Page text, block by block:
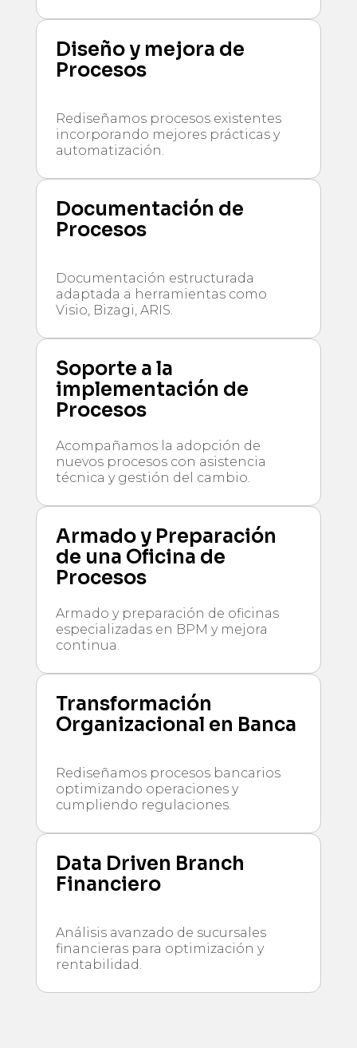
Diseño y mejora de
Procesos
Rediseñamos procesos existentes
incorporando mejores prácticas y
automatización.
Documentación de
Procesos
Documentación estructurada
adaptada a herramientas como
Visio, Bizagi, ARIS.
Soporte a la
implementación de
Procesos
Acompañamos la adopción de
nuevos procesos con asistencia
técnica y gestión del cambio.
Armado y Preparación
de una Oficina de
Procesos
Armado y preparación de oficinas
especializadas en BPM y mejora
continua.
Transformación
Organizacional en Banca
Rediseñamos procesos bancarios
optimizando operaciones y
cumpliendo regulaciones.
Data Driven Branch
Financiero
Análisis avanzado de sucursales
financieras para optimización y
rentabilidad.